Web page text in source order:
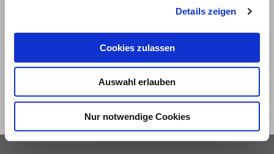
Details zeigen
Cookies zulassen
Auswahl erlauben
Nur notwendige Cookies
Datenschutz Privatsphäre